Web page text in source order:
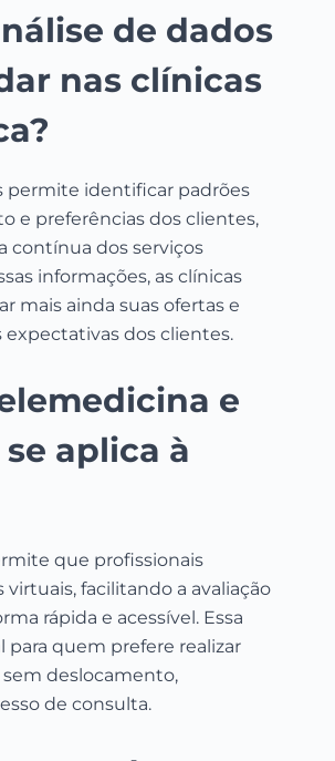
de dados
nas clínicas
permite identificar padrões
e preferências dos clientes,
contínua dos serviços
informações, as clínicas
mais ainda suas ofertas e
dos clientes.
e
aplica à
que profissionais
facilitando a avaliação
rápida e acessível. Essa
para quem prefere realizar
deslocamento,
de consulta.